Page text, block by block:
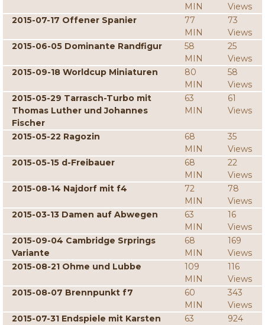
MIN
Views
2015-07-17 Offener Spanier
77
MIN
73
Views
2015-06-05 Dominante Randfigur
58
MIN
25
Views
2015-09-18 Worldcup Miniaturen
80
MIN
58
Views
2015-05-29 Tarrasch-Turbo mit
Thomas Luther und Johannes
Fischer
63
MIN
61
Views
2015-05-22 Ragozin
68
MIN
35
Views
2015-05-15 d-Freibauer
68
MIN
22
Views
2015-08-14 Najdorf mit f4
72
MIN
78
Views
2015-03-13 Damen auf Abwegen
63
MIN
16
Views
2015-09-04 Cambridge Srprings
Variante
68
MIN
169
Views
2015-08-21 Ohme und Lubbe
109
MIN
116
Views
2015-08-07 Brennpunkt f7
60
MIN
343
Views
2015-07-31 Endspiele mit Karsten
63
924